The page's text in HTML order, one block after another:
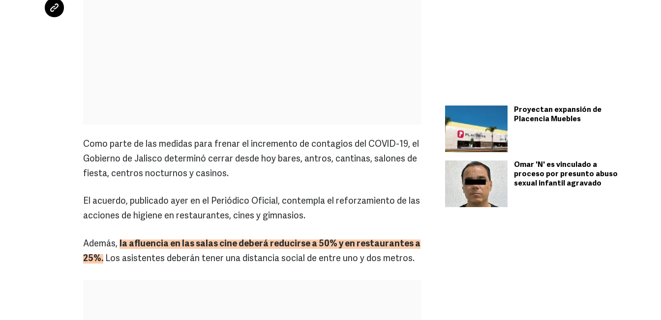
Proyectan expansión de
Placencia Muebles
Omar 'N' es vinculado a
proceso por presunto abuso
sexual infantil agravado
Como parte de las medidas para frenar el incremento de contagios del COVID-19, el
Gobierno de Jalisco determinó cerrar desde hoy bares, antros, cantinas, salones de
fiesta, centros nocturnos y casinos.
El acuerdo, publicado ayer en el Periódico Oficial, contempla el reforzamiento de las
acciones de higiene en restaurantes, cines y gimnasios.
Además, la afluencia en las salas cine deberá reducirse a 50% y en restaurantes a
25%. Los asistentes deberán tener una distancia social de entre uno y dos metros.